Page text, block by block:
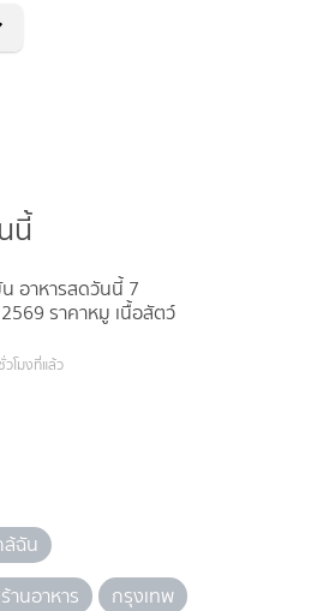
นี้
อาหารสดวันนี้ 7
ราคาหมู เนื้อสัตว์
วโมงที่แล้ว
ล้ฉัน
านอาหาร
กรุงเทพ